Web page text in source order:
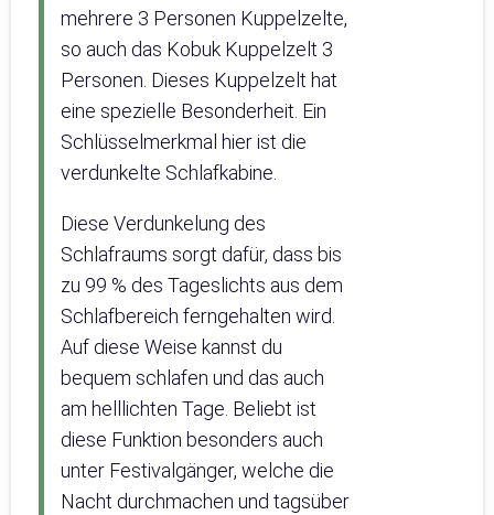
mehrere 3 Personen Kuppelzelte,
so auch das Kobuk Kuppelzelt 3
Personen. Dieses Kuppelzelt hat
eine spezielle Besonderheit. Ein
Schlüsselmerkmal hier ist die
verdunkelte Schlafkabine.
Diese Verdunkelung des
Schlafraums sorgt dafür, dass bis
zu 99 % des Tageslichts aus dem
Schlafbereich ferngehalten wird.
Auf diese Weise kannst du
bequem schlafen und das auch
am helllichten Tage. Beliebt ist
diese Funktion besonders auch
unter Festivalgänger, welche die
Nacht durchmachen und tagsüber